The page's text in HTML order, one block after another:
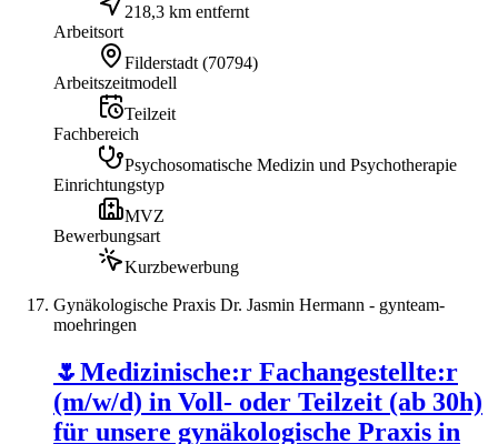
218,3 km entfernt
Arbeitsort
Filderstadt (70794)
Arbeitszeitmodell
Teilzeit
Fachbereich
Psychosomatische Medizin und Psychotherapie
Einrichtungstyp
MVZ
Bewerbungsart
Kurzbewerbung
Gynäkologische Praxis Dr. Jasmin Hermann - gynteam-
moehringen
🌷Medizinische:r Fachangestellte:r
(m/w/d) in Voll- oder Teilzeit (ab 30h)
für unsere gynäkologische Praxis in